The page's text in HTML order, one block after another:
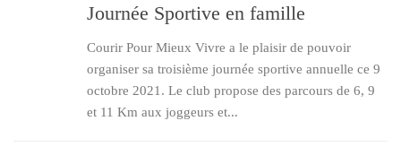
Journée Sportive en famille
Courir Pour Mieux Vivre a le plaisir de pouvoir
organiser sa troisième journée sportive annuelle ce 9
octobre 2021. Le club propose des parcours de 6, 9
et 11 Km aux joggeurs et...